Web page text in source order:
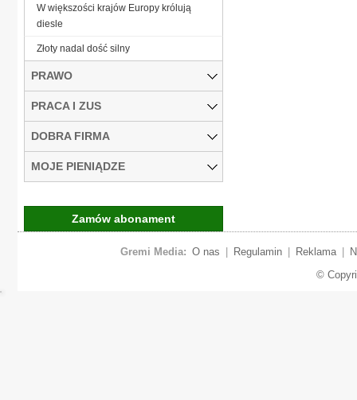
W większości krajów Europy królują
diesle
Złoty nadal dość silny
PRAWO
PRACA I ZUS
DOBRA FIRMA
MOJE PIENIĄDZE
Zamów abonament
Gremi Media: O nas Regulamin Reklama
©